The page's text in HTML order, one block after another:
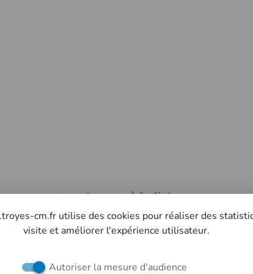
retourner à la liste
Retrouvez-nous sur les réseaux sociaux
cm.fr utilise des cookies pour réaliser des
visite et améliorer l'expérience utilisateur.
Autoriser la mesure d'audience